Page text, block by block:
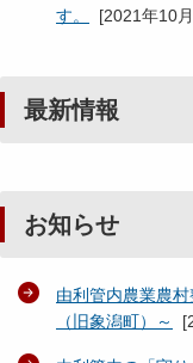
す。
[2021年10
最新情報
お知らせ
由利管内農業農
（旧象潟町）～
[